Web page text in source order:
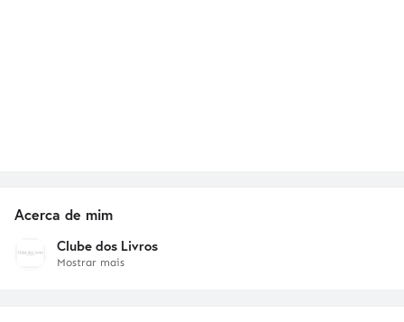
Acerca de mim
Clube dos Livros
Mostrar mais